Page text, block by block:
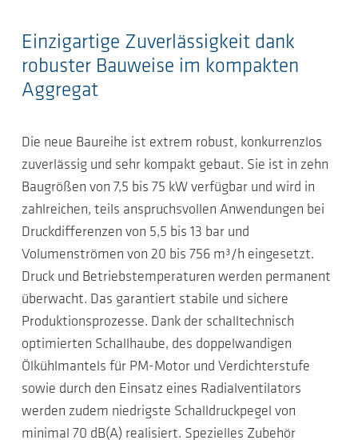
Einzigartige Zuverlässigkeit dank
robuster Bauweise im kompakten
Aggregat
Die neue Baureihe ist extrem robust, konkurrenzlos
zuverlässig und sehr kompakt gebaut. Sie ist in zehn
Baugrößen von 7,5 bis 75 kW verfügbar und wird in
zahlreichen, teils anspruchsvollen Anwendungen bei
Druckdifferenzen von 5,5 bis 13 bar und
Volumenströmen von 20 bis 756 m³/h eingesetzt.
Druck und Betriebstemperaturen werden permanent
überwacht. Das garantiert stabile und sichere
Produktionsprozesse. Dank der schalltechnisch
optimierten Schallhaube, des doppelwandigen
Ölkühlmantels für PM-Motor und Verdichterstufe
sowie durch den Einsatz eines Radialventilators
werden zudem niedrigste Schalldruckpegel von
minimal 70 dB(A) realisiert. Spezielles Zubehör